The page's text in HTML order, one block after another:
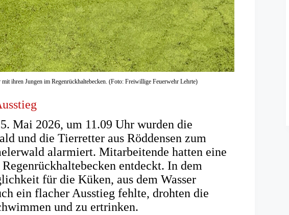
ihren Jungen im Regenrückhaltebecken. (Foto: Freiwillige Feuerwehr Lehrte)
Mai 2026, um 11.09 Uhr wurden die
und die Tierretter aus Röddensen zum
alarmiert. Mitarbeitende hatten eine
entdeckt. In dem
für die Küken, aus dem Wasser
ein flacher Ausstieg fehlte, drohten die
und zu ertrinken.